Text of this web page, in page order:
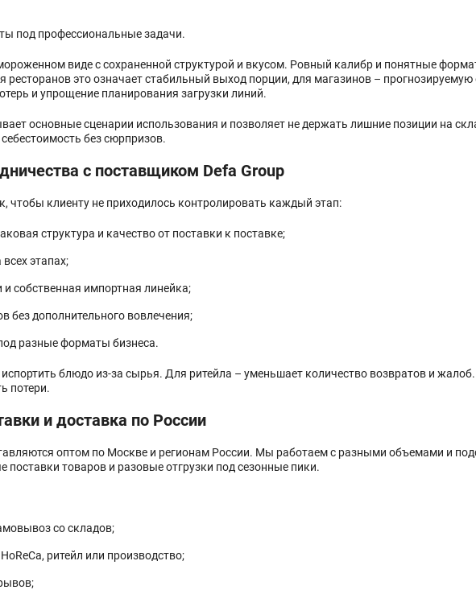
под профессиональные задачи.
виде с сохраненной структурой и вкусом. Ровный калибр и понятные
это означает стабильный выход порции, для магазинов –
и упрощение планирования загрузки линий.
основные сценарии использования и позволяет не держать лишние позиции на
без сюрпризов.
с поставщиком Defa Group
чтобы клиенту не приходилось контролировать каждый этап:
структура и качество от поставки к поставке;
этапах;
собственная импортная линейка;
без дополнительного вовлечения;
разные форматы бизнеса.
блюдо из-за сырья. Для ритейла – уменьшает количество возвратов и
потери.
и доставка по России
оптом по Москве и регионам России. Мы работаем с разными объемами и
поставки товаров и разовые отгрузки под сезонные пики.
со складов;
ритейл или производство;